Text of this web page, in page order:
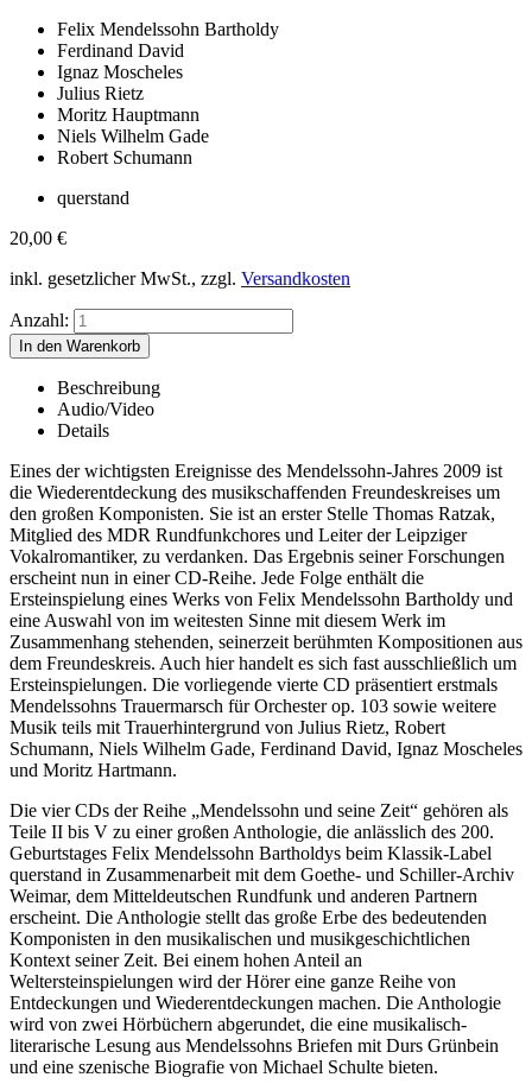
Felix Mendelssohn Bartholdy
Ferdinand David
Ignaz Moscheles
Julius Rietz
Moritz Hauptmann
Niels Wilhelm Gade
Robert Schumann
querstand
20,00 €
inkl. gesetzlicher MwSt., zzgl. Versandkosten
Anzahl:
Beschreibung
Audio/Video
Details
Eines der wichtigsten Ereignisse des Mendelssohn-Jahres 2009 ist
die Wiederentdeckung des musikschaffenden Freundeskreises um
den großen Komponisten. Sie ist an erster Stelle Thomas Ratzak,
Mitglied des MDR Rundfunkchores und Leiter der Leipziger
Vokalromantiker, zu verdanken. Das Ergebnis seiner Forschungen
erscheint nun in einer CD-Reihe. Jede Folge enthält die
Ersteinspielung eines Werks von Felix Mendelssohn Bartholdy und
eine Auswahl von im weitesten Sinne mit diesem Werk im
Zusammenhang stehenden, seinerzeit berühmten Kompositionen aus
dem Freundeskreis. Auch hier handelt es sich fast ausschließlich um
Ersteinspielungen. Die vorliegende vierte CD präsentiert erstmals
Mendelssohns Trauermarsch für Orchester op. 103 sowie weitere
Musik teils mit Trauerhintergrund von Julius Rietz, Robert
Schumann, Niels Wilhelm Gade, Ferdinand David, Ignaz Moscheles
und Moritz Hartmann.
Die vier CDs der Reihe „Mendelssohn und seine Zeit“ gehören als
Teile II bis V zu einer großen Anthologie, die anlässlich des 200.
Geburtstages Felix Mendelssohn Bartholdys beim Klassik-Label
querstand in Zusammenarbeit mit dem Goethe- und Schiller-Archiv
Weimar, dem Mitteldeutschen Rundfunk und anderen Partnern
erscheint. Die Anthologie stellt das große Erbe des bedeutenden
Komponisten in den musikalischen und musikgeschichtlichen
Kontext seiner Zeit. Bei einem hohen Anteil an
Weltersteinspielungen wird der Hörer eine ganze Reihe von
Entdeckungen und Wiederentdeckungen machen. Die Anthologie
wird von zwei Hörbüchern abgerundet, die eine musikalisch-
literarische Lesung aus Mendelssohns Briefen mit Durs Grünbein
und eine szenische Biografie von Michael Schulte bieten.